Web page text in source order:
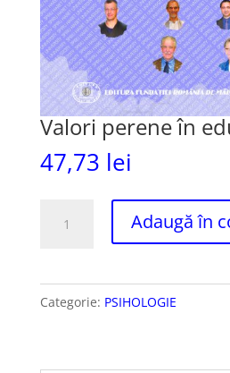
Valori perene în
47,73 lei
Valori
în
educație
Adaugă în
Categorie: PSIHOLOGIE